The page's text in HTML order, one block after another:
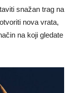
snažan trag na
nova vrata,
na koji gledate